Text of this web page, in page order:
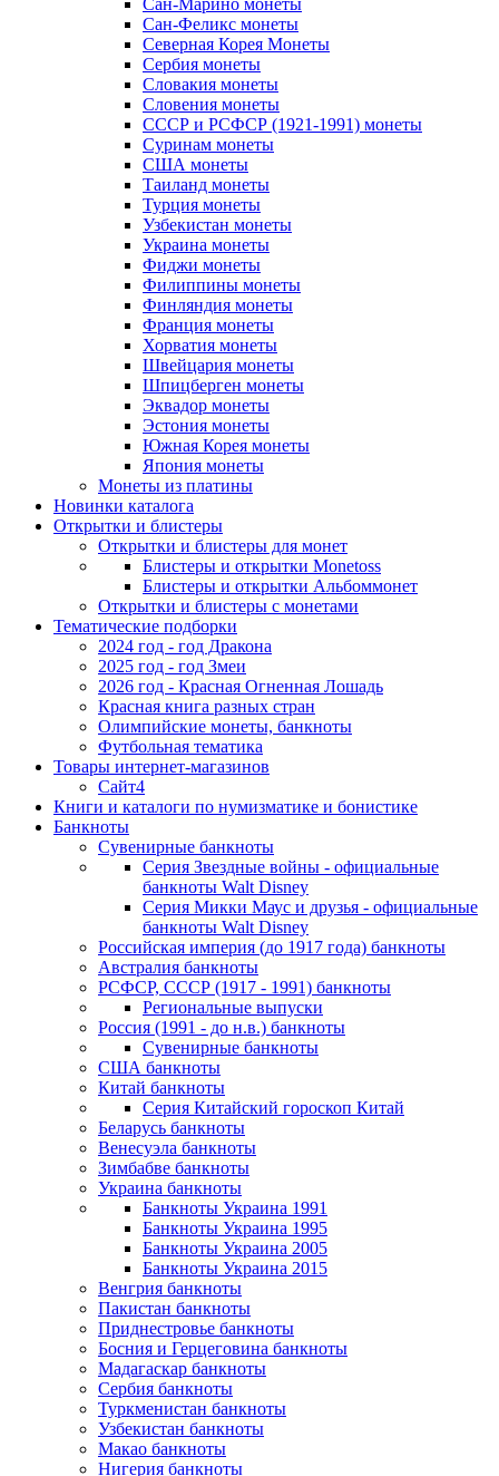
Сан-Марино монеты
Сан-Феликс монеты
Северная Корея Монеты
Сербия монеты
Словакия монеты
Словения монеты
СССР и РСФСР (1921-1991) монеты
Суринам монеты
США монеты
Таиланд монеты
Турция монеты
Узбекистан монеты
Украина монеты
Фиджи монеты
Филиппины монеты
Финляндия монеты
Франция монеты
Хорватия монеты
Швейцария монеты
Шпицберген монеты
Эквадор монеты
Эстония монеты
Южная Корея монеты
Япония монеты
Монеты из платины
Новинки каталога
Открытки и блистеры
Открытки и блистеры для монет
Блистеры и открытки Monetoss
Блистеры и открытки Альбоммонет
Открытки и блистеры с монетами
Тематические подборки
2024 год - год Дракона
2025 год - год Змеи
2026 год - Красная Огненная Лошадь
Красная книга разных стран
Олимпийские монеты, банкноты
Футбольная тематика
Товары интернет-магазинов
Сайт4
Книги и каталоги по нумизматике и бонистике
Банкноты
Сувенирные банкноты
Серия Звездные войны - официальные
банкноты Walt Disney
Серия Микки Маус и друзья - официальные
банкноты Walt Disney
Российская империя (до 1917 года) банкноты
Австралия банкноты
РСФСР, СССР (1917 - 1991) банкноты
Региональные выпуски
Россия (1991 - до н.в.) банкноты
Сувенирные банкноты
США банкноты
Китай банкноты
Серия Китайский гороскоп Китай
Беларусь банкноты
Венесуэла банкноты
Зимбабве банкноты
Украина банкноты
Банкноты Украина 1991
Банкноты Украина 1995
Банкноты Украина 2005
Банкноты Украина 2015
Венгрия банкноты
Пакистан банкноты
Приднестровье банкноты
Босния и Герцеговина банкноты
Мадагаскар банкноты
Сербия банкноты
Туркменистан банкноты
Узбекистан банкноты
Макао банкноты
Нигерия банкноты